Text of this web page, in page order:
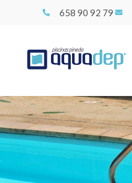
658 90 92 79